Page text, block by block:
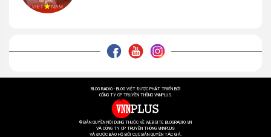
BLOG RADIO - BLOG VIỆT ĐƯỢC PHÁT TRIỂN BỞI
CÔNG TY CP TRUYỀN THÔNG VNNPLUS.
® BẢN QUYỀN NỘI DUNG THUỘC VỀ WEBSITE BLOGRADIO.VN
VÀ CÔNG TY CP TRUYỀN THÔNG VNNPLUS
VÀ ĐƯỢC BẢO HỘ BỞI CỤC BẢN QUYỀN TÁC GIẢ.